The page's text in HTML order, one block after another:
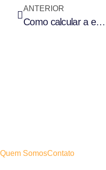
ANTERIOR
Como calcular a economia com energia solar?
Quem SomosContato